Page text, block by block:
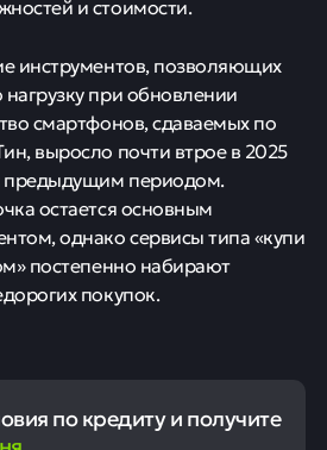
и стоимости.
инструментов, позволяющих
при обновлении
смартфонов, сдаваемых по
выросло почти втрое в 2025
предыдущим периодом.
остается основным
однако сервисы типа «купи
постепенно набирают
покупок.
по кредиту и получите